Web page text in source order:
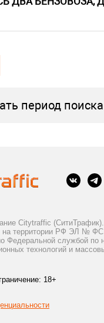
период поиска
Citytraffic
на территории РФ ЭЛ № ФС
Федеральной службой по
технологий и
18+